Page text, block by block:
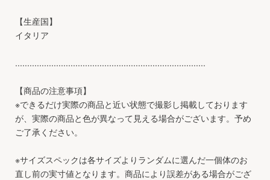
【生産国】
イタリア
...............................................................................
【商品の注意事項】
※できるだけ実際の商品と近い状態で撮影し掲載しております
が、実際の商品と色が異なって見える場合がございます。予め
ご了承ください。
※サイズスペックは各サイズよりランダムに選んだ一個体のお
直し前の実寸値となります。商品により誤差がある場合がござ